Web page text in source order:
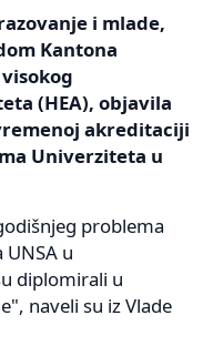
i mlade,
Kantona
(HEA), objavila
akreditaciji
Univerziteta u
problema
u
diplomirali u
naveli su iz Vlade